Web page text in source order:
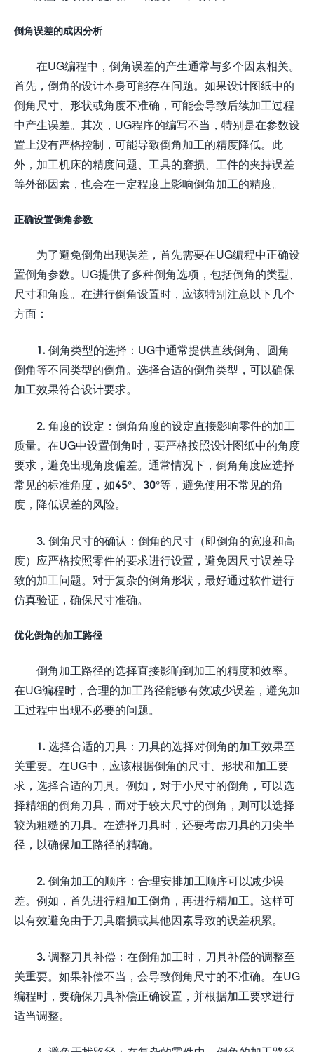
倒角误差的成因分析
在UG编程中，倒角误差的产生通常与多个因素相关。
首先，倒角的设计本身可能存在问题。如果设计图纸中的
倒角尺寸、形状或角度不准确，可能会导致后续加工过程
中产生误差。其次，UG程序的编写不当，特别是在参数设
置上没有严格控制，可能导致倒角加工的精度降低。此
外，加工机床的精度问题、工具的磨损、工件的夹持误差
等外部因素，也会在一定程度上影响倒角加工的精度。
正确设置倒角参数
为了避免倒角出现误差，首先需要在UG编程中正确设
置倒角参数。UG提供了多种倒角选项，包括倒角的类型、
尺寸和角度。在进行倒角设置时，应该特别注意以下几个
方面：
1. 倒角类型的选择：UG中通常提供直线倒角、圆角
倒角等不同类型的倒角。选择合适的倒角类型，可以确保
加工效果符合设计要求。
2. 角度的设定：倒角角度的设定直接影响零件的加工
质量。在UG中设置倒角时，要严格按照设计图纸中的角度
要求，避免出现角度偏差。通常情况下，倒角角度应选择
常见的标准角度，如45°、30°等，避免使用不常见的角
度，降低误差的风险。
3. 倒角尺寸的确认：倒角的尺寸（即倒角的宽度和高
度）应严格按照零件的要求进行设置，避免因尺寸误差导
致的加工问题。对于复杂的倒角形状，最好通过软件进行
仿真验证，确保尺寸准确。
优化倒角的加工路径
倒角加工路径的选择直接影响到加工的精度和效率。
在UG编程时，合理的加工路径能够有效减少误差，避免加
工过程中出现不必要的问题。
1. 选择合适的刀具：刀具的选择对倒角的加工效果至
关重要。在UG中，应该根据倒角的尺寸、形状和加工要
求，选择合适的刀具。例如，对于小尺寸的倒角，可以选
择精细的倒角刀具，而对于较大尺寸的倒角，则可以选择
较为粗糙的刀具。在选择刀具时，还要考虑刀具的刀尖半
径，以确保加工路径的精确。
2. 倒角加工的顺序：合理安排加工顺序可以减少误
差。例如，首先进行粗加工倒角，再进行精加工。这样可
以有效避免由于刀具磨损或其他因素导致的误差积累。
3. 调整刀具补偿：在倒角加工时，刀具补偿的调整至
关重要。如果补偿不当，会导致倒角尺寸的不准确。在UG
编程时，要确保刀具补偿正确设置，并根据加工要求进行
适当调整。